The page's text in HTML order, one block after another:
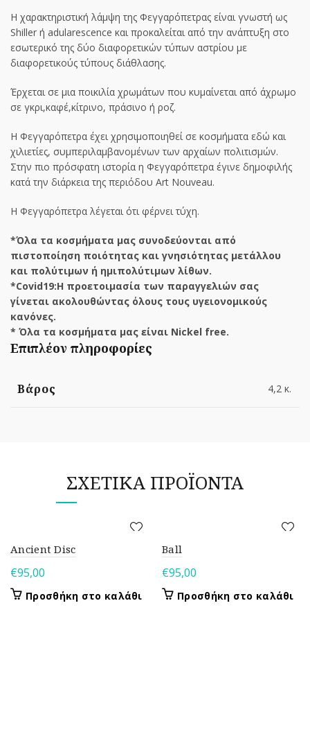
Η χαρακτηριστική λάμψη της Φεγγαρόπετρας είναι γνωστή ως
Shiller ή adularescence και προκαλείται από την ανάπτυξη στο
εσωτερικό της δύο διαφορετικών τύπων αστρίου με
διαφορετικούς τύπους διάθλασης.
Έρχεται σε μια ποικιλία χρωμάτων που κυμαίνεται από άχρωμο
σε γκρι,καφέ,κίτρινο, πράσινο ή ροζ.
Η Φεγγαρόπετρα έχει χρησιμοποιηθεί σε κοσμήματα εδώ και
χιλιετίες, συμπεριλαμβανομένων των αρχαίων πολιτισμών.
Στην πιο πρόσφατη ιστορία η Φεγγαρόπετρα έγινε δημοφιλής
κατά την διάρκεια της περιόδου Art Nouveau.
Η Φεγγαρόπετρα λέγεται ότι φέρνει τύχη.
*Όλα τα κοσμήματα μας συνοδεύονται από
πιστοποίηση ποιότητας και γνησιότητας μετάλλου
και πολύτιμων ή ημιπολύτιμων λίθων.
*Covid19:Η προετοιμασία των παραγγελιών σας
γίνεται ακολουθώντας όλους τους υγειονομικούς
κανόνες.
* Όλα τα κοσμήματα μας είναι Nickel free.
Επιπλέον πληροφορίες
Βάρος 4,2 κ.
ΣΧΕΤΙΚΆ ΠΡΟΪΌΝΤΑ
Ancient Disc
€95,00
Προσθήκη στο καλάθι
Ball
€95,00
Προσθήκη στο καλάθι